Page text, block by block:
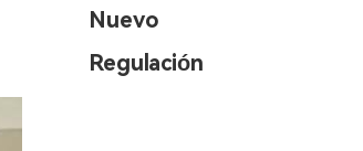
Nuevo
Regulación